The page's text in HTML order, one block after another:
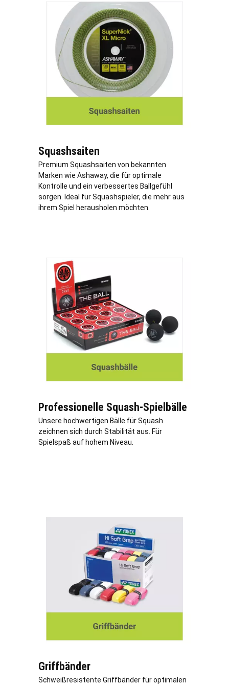
Squashsaiten
Premium Squashsaiten von bekannten
Marken wie Ashaway, die für optimale
Kontrolle und ein verbessertes Ballgefühl
sorgen. Ideal für Squashspieler, die mehr aus
ihrem Spiel herausholen möchten.
Professionelle Squash-Spielbälle
Unsere hochwertigen Bälle für Squash
zeichnen sich durch Stabilität aus. Für
Spielspaß auf hohem Niveau.
Griffbänder
Schweißresistente Griffbänder für optimalen